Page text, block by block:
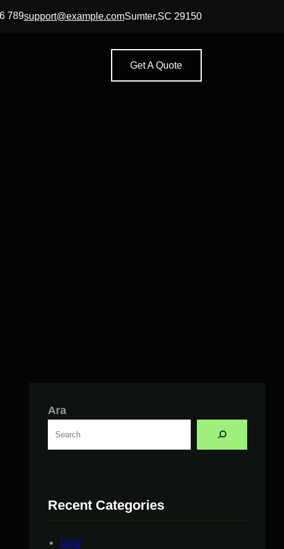
789support@example.comSumter,SC 29150
Get A Quote
Ara
Recent Categories
blog